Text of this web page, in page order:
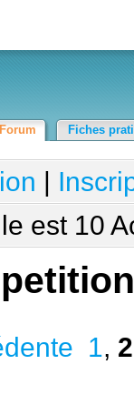
Forum Fiches
|
est 10
1, 2